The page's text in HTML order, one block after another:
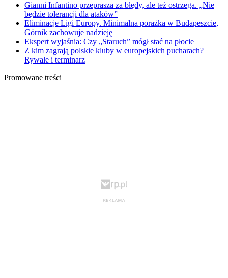
Gianni Infantino przeprasza za błędy, ale też ostrzega. „Nie
będzie tolerancji dla ataków”
Eliminacje Ligi Europy. Minimalna porażka w Budapeszcie,
Górnik zachowuje nadzieję
Ekspert wyjaśnia: Czy „Staruch” mógł stać na płocie
Z kim zagrają polskie kluby w europejskich pucharach?
Rywale i terminarz
Promowane treści